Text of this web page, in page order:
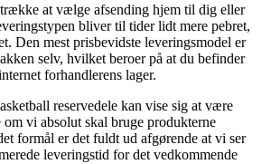
at vælge afsending hjem til dig eller
bliver til tider lidt mere pebret,
Den mest prisbevidste leveringsmodel er
selv, hvilket beroer på at du befinder
forhandlerens lager.
reservedele kan vise sig at være
om vi absolut skal bruge produkterne
formål er det fuldt ud afgørende at vi ser
leveringstid for det vedkommende